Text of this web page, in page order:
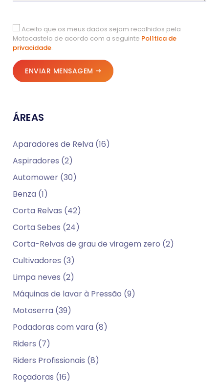
Aceito que os meus dados sejam recolhidos pela
Motocastelo de acordo com a seguinte Política de
privacidade.
ENVIAR MENSAGEM
ÁREAS
Aparadores de Relva (16)
Aspiradores (2)
Automower (30)
Benza (1)
Corta Relvas (42)
Corta Sebes (24)
Corta-Relvas de grau de viragem zero (2)
Cultivadores (3)
Limpa neves (2)
Máquinas de lavar à Pressão (9)
Motoserra (39)
Podadoras com vara (8)
Riders (7)
Riders Profissionais (8)
Roçadoras (16)